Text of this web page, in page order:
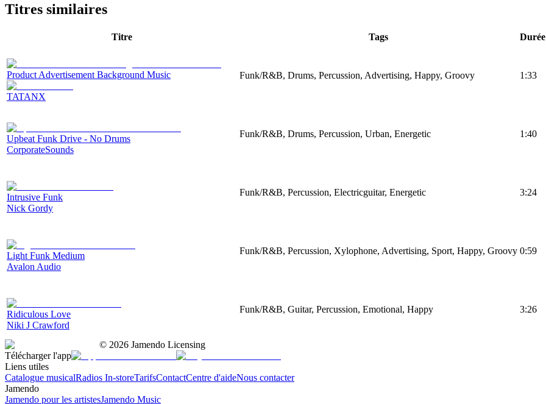
Titres similaires
Titre Tags Durée
Product Advertisement Background Music
TATANX
Funk/R&B, Drums, Percussion, Advertising, Happy, Groovy 1:33
Upbeat Funk Drive - No Drums
CorporateSounds
Funk/R&B, Drums, Percussion, Urban, Energetic 1:40
Intrusive Funk
Nick Gordy
Funk/R&B, Percussion, Electricguitar, Energetic 3:24
Light Funk Medium
Avalon Audio
Funk/R&B, Percussion, Xylophone, Advertising, Sport, Happy, Groovy 0:59
Ridiculous Love
Niki J Crawford
Funk/R&B, Guitar, Percussion, Emotional, Happy 3:26
© 2026 Jamendo Licensing
Télécharger l'app
Liens utiles
Catalogue musicalRadios In-storeTarifsContactCentre d'aideNous contacter
Jamendo
Jamendo pour les artistesJamendo Music